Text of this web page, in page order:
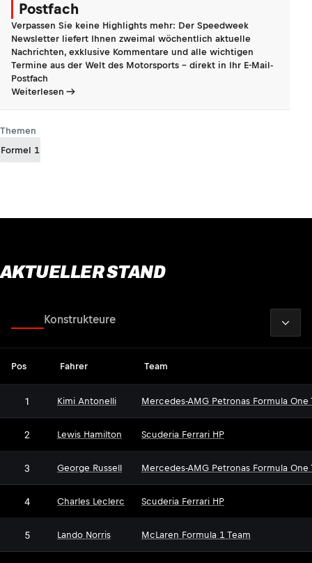
Postfach
Verpassen Sie keine Highlights mehr: Der Speedweek
Newsletter liefert Ihnen zweimal wöchentlich aktuelle
Nachrichten, exklusive Kommentare und alle wichtigen
Termine aus der Welt des Motorsports - direkt in Ihr E-Mail-
Postfach
Weiterlesen
Themen
Formel 1
AKTUELLER STAND
Konstrukteure
Pos Fahrer Team
1 Kimi Antonelli Mercedes-AMG Petronas Formula One
2 Lewis Hamilton Scuderia Ferrari HP
3 George Russell Mercedes-AMG Petronas Formula One
4 Charles Leclerc Scuderia Ferrari HP
5 Lando Norris McLaren Formula 1 Team